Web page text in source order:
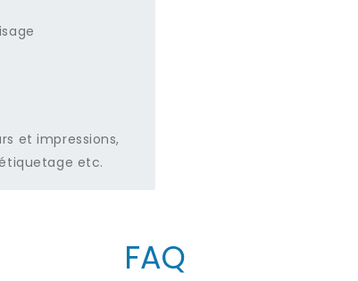
et impressions,
etc.
FAQ